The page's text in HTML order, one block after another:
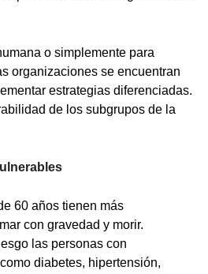
o simplemente para
organizaciones se encuentran
estrategias diferenciadas.
de los subgrupos de la
60 años tienen más
con gravedad y morir.
las personas con
diabetes, hipertensión,